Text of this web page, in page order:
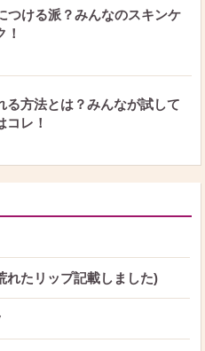
つける派？みんなのスキンケ
！
る方法とは？みんなが試して
コレ！
れたリップ記載しました)